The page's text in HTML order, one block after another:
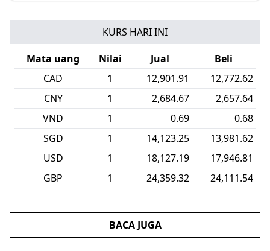
KURS HARI INI
Mata uang
Nilai Jual
Beli
CAD
1 12,901.91
12,772.62
CNY
1 2,684.67
2,657.64
VND
1 0.69
0.68
SGD
1 14,123.25
13,981.62
USD
1 18,127.19
17,946.81
GBP
1 24,359.32 24,111.54
BACA JUGA